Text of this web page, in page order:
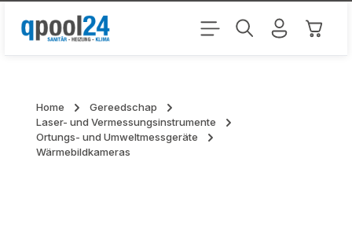
Ga naar de hoofdinhoud
Home
Gereedschap
Laser- und Vermessungsinstrumente
Ortungs- und Umweltmessgeräte
Wärmebildkameras